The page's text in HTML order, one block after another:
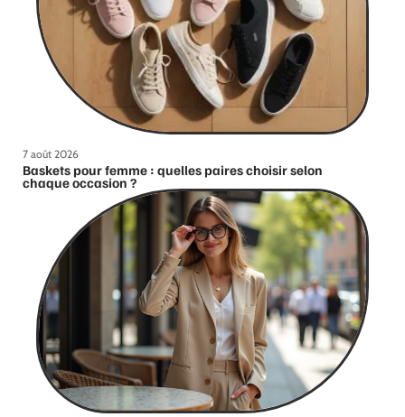
7 août 2026
Baskets pour femme : quelles paires choisir selon
chaque occasion ?